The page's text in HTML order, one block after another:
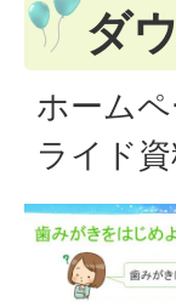
ダ
ホーム
ライド資